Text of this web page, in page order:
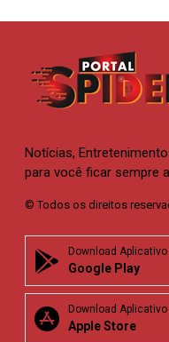
Notícias,
para você ficar sempre
© Todos os direitos
Download Aplicativo
Google Play
Download Aplicativo
Apple Store